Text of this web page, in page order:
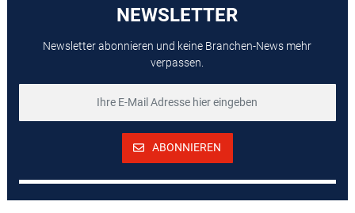
NEWSLETTER
Newsletter abonnieren und keine Branchen-News mehr
verpassen.
ABONNIEREN